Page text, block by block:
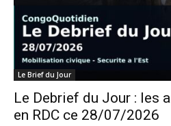
Le Brief du Jour
Le Debrief du Jour : les
en RDC ce 28/07/2026